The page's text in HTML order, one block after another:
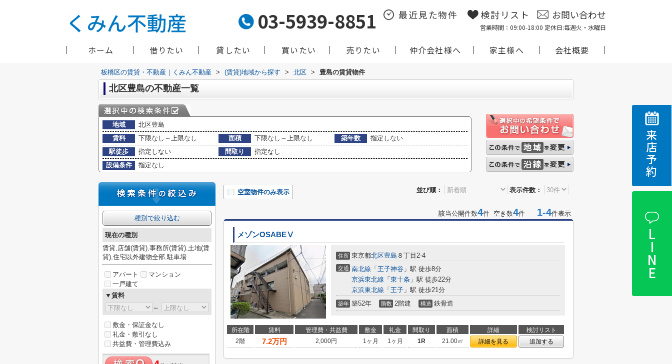
03-5939-8851 最近見た物件 検討リスト お問い合わせ
営業時間：09:00-18:00 定休日:毎週火・水曜日
ホーム 借りたい 貸したい 買いたい 売りたい 仲介会社様へ 家主様へ 会社概要
来店予約
LINE
板橋区の賃貸・不動産｜くみん不動産 > (賃貸)地域から探す > 北区 > 豊島の賃貸物件
北区豊島の不動産一覧
地域
北区豊島
賃料
下限なし～上限なし 面積 下限なし～上限なし 築年数
指定しない
駅徒歩
指定しない 間取り
指定なし
設備条件
指定なし
並び順： 表示件数：
空室物件のみ表示
該当公開件数4件 空き数4件 1-4件表示
メゾンOSABEⅤ
住所 東京都北区豊島 ８丁目2-4
交通 南北線 「 王子神谷 」駅 徒歩8分
京浜東北線 「 東十条 」駅 徒歩22分
京浜東北線 「 王子 」駅 徒歩21分
築年 築52年 階数 2階建 構造 鉄骨造
所在階 賃料 管理費・共益費 敷金 礼金 間取り 面積 詳細
検討リスト
2階
7.2万円 2,000円 1ヶ月 1ヶ月 1R 21.00㎡ 詳細を見る 追加する
種別で絞り込む
現在の種別
賃貸,店舗(賃貸),事務所(賃貸),土地(賃
貸),住宅以外建物全部,駐車場
アパート
マンション
一戸建て
▼賃料
～
敷金・保証金なし
礼金・敷引なし
共益費・管理費込み